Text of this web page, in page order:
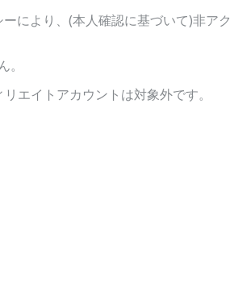
により、(本人確認に基づいて)非ア
エイトアカウントは対象外です。